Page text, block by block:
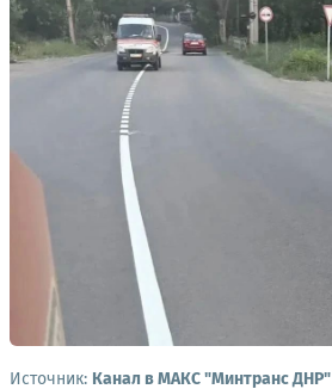
Источник: Канал в МАКС "Минтранс ДНР"